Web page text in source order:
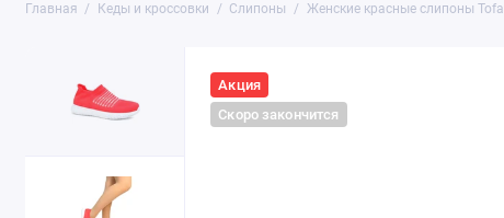
Главная Кеды и кроссовки Слипоны Женские красные слипоны Tofa
Акция
Скоро закончится